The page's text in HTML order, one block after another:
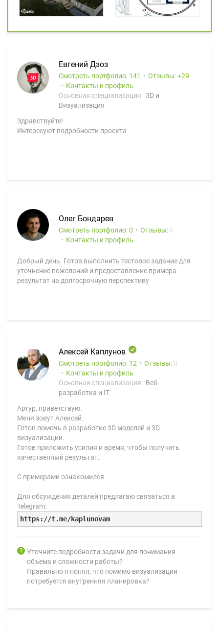
Евгений Дзоз
Смотреть портфолио: 141 Отзывы:
29
Контакты и профиль
Основная специализация: 3D и
Визуализация
Здравствуйте!
Интересуют подробности проекта
Олег Бондарев
Смотреть портфолио: 0 Отзывы: 0
Контакты и профиль
Добрый день. Готов выполнить тестовое задание для
уточнение пожеланий и предоставление примера
результат на долгосрочную перспективу
Алексей Каплунов
Смотреть портфолио: 12 Отзывы: 0
Контакты и профиль
Основная специализация: Веб-
разработка и IT
Артур, приветствую.
Меня зовут Алексей.
Готов помочь в разработке 3D моделей и 3D
визуализации.
Готов приложить усилия и время, чтобы получить
качественный результат.
С примерами ознакомился.
Для обсуждения деталей предлагаю связаться в
Telegram:
https://t.me/kaplunovam
Уточните подробности задачи для понимания
объема и сложности работы?
Правильно я понял, что помимо визуализации
потребуется внутренняя планировка?